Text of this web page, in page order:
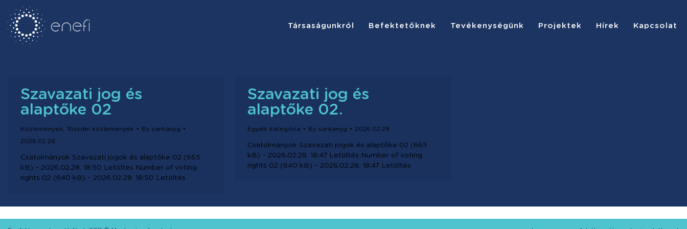
Társaságunkról Befektetőknek Tevékenységünk Projektek Hírek Kapcsolat
Szavazati jog és
alaptőke 02
Közlemények, Tőzsdei közlemények By sarkanyg
2026.02.28.
Csatolmányok Szavazati jogok és alaptőke 02 (665
kB) – 2026.02.28. 18:50 Letöltés Number of voting
rights 02 (640 kB) – 2026.02.28. 18:50 Letöltés
Szavazati jog és
alaptőke 02.
Egyéb kategória By sarkanyg 2026.02.28.
Csatolmányok Szavazati jogok és alaptőke 02 (665
kB) – 2026.02.28. 18:47 Letöltés Number of voting
rights 02 (640 kB) – 2026.02.28. 18:47 Letöltés